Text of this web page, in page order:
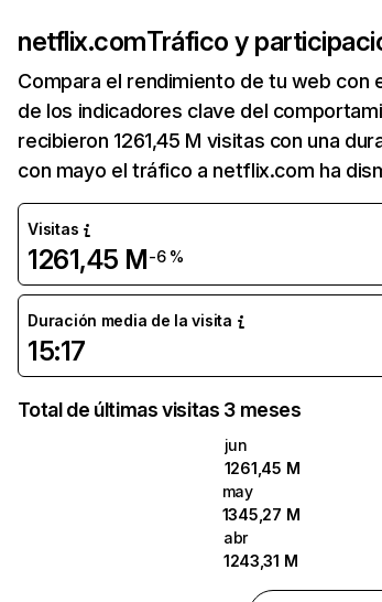
netflix.comTráfico y
Compara el rendimiento de tu web
de los indicadores clave del
recibieron 1261,45 M visitas con una
con mayo el tráfico a netflix.com ha
Visitas
1261,45 M-6 %
Duración media de la visita
15:17
Total de últimas visitas 3 meses
jun
1261,45 M
may
1345,27 M
abr
1243,31 M